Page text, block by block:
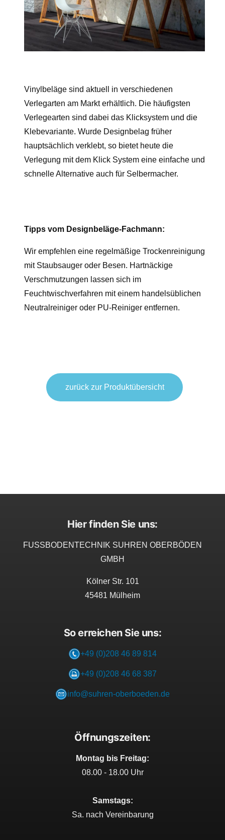
Vinylbeläge sind aktuell in verschiedenen
Verlegarten am Markt erhältlich. Die häufigsten
Verlegearten sind dabei das Klicksystem und die
Klebevariante. Wurde Designbelag früher
hauptsächlich verklebt, so bietet heute die
Verlegung mit dem Klick System eine einfache und
schnelle Alternative auch für Selbermacher.
Tipps vom Designbeläge-Fachmann:
Wir empfehlen eine regelmäßige Trockenreinigung
mit Staubsauger oder Besen. Hartnäckige
Verschmutzungen lassen sich im
Feuchtwischverfahren mit einem handelsüblichen
Neutralreiniger oder PU-Reiniger entfernen.
zurück zur Produktübersicht
Hier finden Sie uns:
FUSSBODENTECHNIK SUHREN OBERBÖDEN
GMBH
Kölner Str. 101
45481 Mülheim
So erreichen Sie uns:
+49 (0)208 46 89 814
+49 (0)208 46 68 387
info@suhren-oberboeden.de
Öffnungszeiten:
Montag bis Freitag:
08.00 - 18.00 Uhr
Samstags:
Sa. nach Vereinbarung